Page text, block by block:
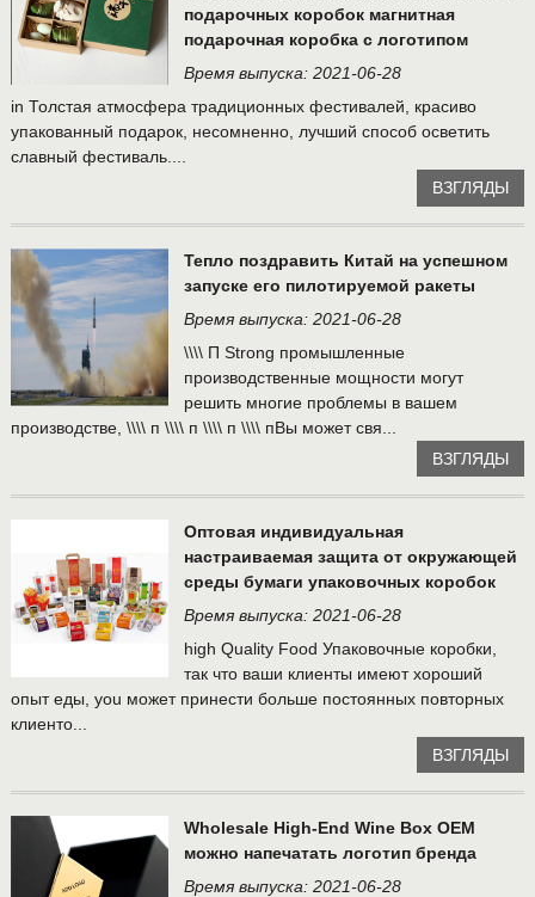
подарочных коробок магнитная
подарочная коробка с логотипом
Время выпуска: 2021-06-28
in Толстая атмосфера традиционных фестивалей, красиво
упакованный подарок, несомненно, лучший способ осветить
славный фестиваль....
ВЗГЛЯДЫ
Тепло поздравить Китай на успешном
запуске его пилотируемой ракеты
Время выпуска: 2021-06-28
\\\\ П Strong промышленные
производственные мощности могут
решить многие проблемы в вашем
производстве, \\\\ п \\\\ п \\\\ п \\\\ пВы может свя...
ВЗГЛЯДЫ
Оптовая индивидуальная
настраиваемая защита от окружающей
среды бумаги упаковочных коробок
Время выпуска: 2021-06-28
high Quality Food Упаковочные коробки,
так что ваши клиенты имеют хороший
опыт еды, you может принести больше постоянных повторных
клиенто...
ВЗГЛЯДЫ
Wholesale High-End Wine Box OEM
можно напечатать логотип бренда
Время выпуска: 2021-06-28